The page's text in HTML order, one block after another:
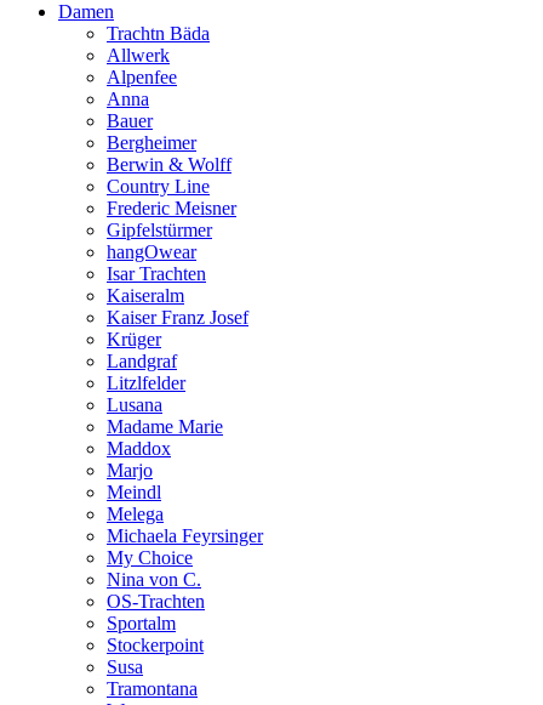
Damen
Trachtn Bäda
Allwerk
Alpenfee
Anna
Bauer
Bergheimer
Berwin & Wolff
Country Line
Frederic Meisner
Gipfelstürmer
hangOwear
Isar Trachten
Kaiseralm
Kaiser Franz Josef
Krüger
Landgraf
Litzlfelder
Lusana
Madame Marie
Maddox
Marjo
Meindl
Melega
Michaela Feyrsinger
My Choice
Nina von C.
OS-Trachten
Sportalm
Stockerpoint
Susa
Tramontana